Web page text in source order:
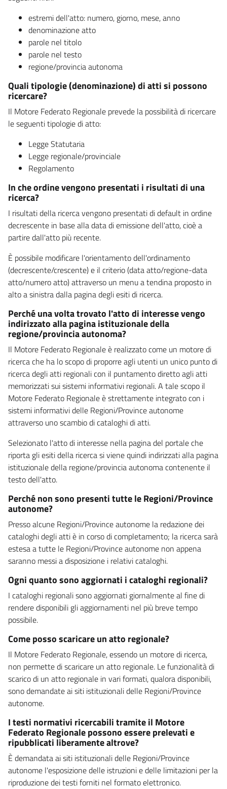
estremi dell'atto: numero, giorno, mese, anno
denominazione atto
parole nel titolo
parole nel testo
regione/provincia autonoma
Quali tipologie (denominazione) di atti si possono
ricercare?
Il Motore Federato Regionale prevede la possibilità di ricercare
le seguenti tipologie di atto:
Legge Statutaria
Legge regionale/provinciale
Regolamento
In che ordine vengono presentati i risultati di una
ricerca?
I risultati della ricerca vengono presentati di default in ordine
decrescente in base alla data di emissione dell'atto, cioè a
partire dall'atto più recente.
È possibile modificare l'orientamento dell'ordinamento
(decrescente/crescente) e il criterio (data atto/regione-data
atto/numero atto) attraverso un menu a tendina proposto in
alto a sinistra dalla pagina degli esiti di ricerca.
Perché una volta trovato l'atto di interesse vengo
indirizzato alla pagina istituzionale della
regione/provincia autonoma?
Il Motore Federato Regionale è realizzato come un motore di
ricerca che ha lo scopo di proporre agli utenti un unico punto di
ricerca degli atti regionali con il puntamento diretto agli atti
memorizzati sui sistemi informativi regionali. A tale scopo il
Motore Federato Regionale è strettamente integrato con i
sistemi informativi delle Regioni/Province autonome
attraverso uno scambio di cataloghi di atti.
Selezionato l'atto di interesse nella pagina del portale che
riporta gli esiti della ricerca si viene quindi indirizzati alla pagina
istituzionale della regione/provincia autonoma contenente il
testo dell'atto.
Perché non sono presenti tutte le Regioni/Province
autonome?
Presso alcune Regioni/Province autonome la redazione dei
cataloghi degli atti è in corso di completamento; la ricerca sarà
estesa a tutte le Regioni/Province autonome non appena
saranno messi a disposizione i relativi cataloghi.
Ogni quanto sono aggiornati i cataloghi regionali?
I cataloghi regionali sono aggiornati giornalmente al fine di
rendere disponibili gli aggiornamenti nel più breve tempo
possibile.
Come posso scaricare un atto regionale?
Il Motore Federato Regionale, essendo un motore di ricerca,
non permette di scaricare un atto regionale. Le funzionalità di
scarico di un atto regionale in vari formati, qualora disponibili,
sono demandate ai siti istituzionali delle Regioni/Province
autonome.
I testi normativi ricercabili tramite il Motore
Federato Regionale possono essere prelevati e
ripubblicati liberamente altrove?
È demandata ai siti istituzionali delle Regioni/Province
autonome l'esposizione delle istruzioni e delle limitazioni per la
riproduzione dei testi forniti nel formato elettronico.